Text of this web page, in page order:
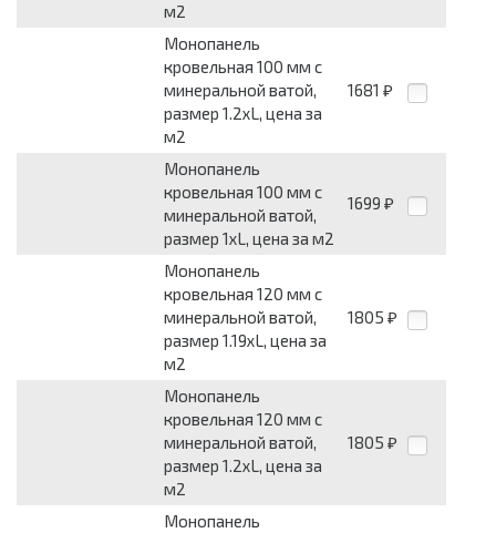
м2
Монопанель
кровельная 100 мм с
минеральной ватой,
размер 1.2хL, цена за
м2
1681 ₽
Монопанель
кровельная 100 мм с
минеральной ватой,
размер 1хL, цена за м2
1699 ₽
Монопанель
кровельная 120 мм с
минеральной ватой,
размер 1.19хL, цена за
м2
1805 ₽
Монопанель
кровельная 120 мм с
минеральной ватой,
размер 1.2хL, цена за
м2
1805 ₽
Монопанель